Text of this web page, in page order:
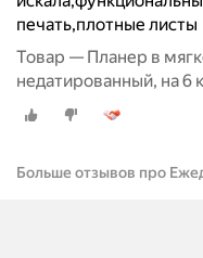
печать,плотные листы
Товар — Планер в
недатированный, на 6
Больше отзывов про